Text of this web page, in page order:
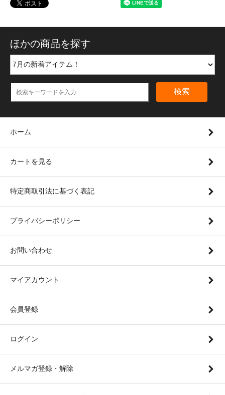
ほかの商品を探す
検索
ホーム
カートを見る
特定商取引法に基づく表記
プライバシーポリシー
お問い合わせ
マイアカウント
会員登録
ログイン
メルマガ登録・解除